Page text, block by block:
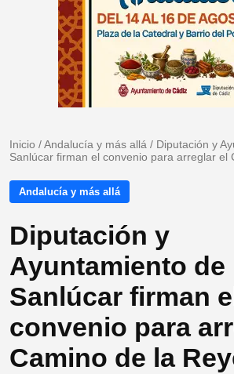
Inicio /Andalucía y más allá / Diputación y
Sanlúcar firman el convenio para arreglar el
Andalucía y más allá
Diputación y
Ayuntamiento de
Sanlúcar firman
convenio para
Camino de la